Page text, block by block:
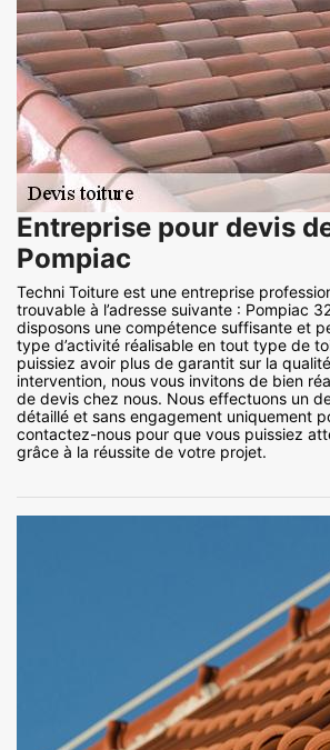
Entreprise pour devis
Pompiac
Techni Toiture est une entreprise
trouvable à l’adresse suivante : Pompiac
disposons une compétence suffisante et
type d’activité réalisable en tout type de
puissiez avoir plus de garantit sur la
intervention, nous vous invitons de bien
de devis chez nous. Nous effectuons un
détaillé et sans engagement uniquement
contactez-nous pour que vous puissiez
grâce à la réussite de votre projet.